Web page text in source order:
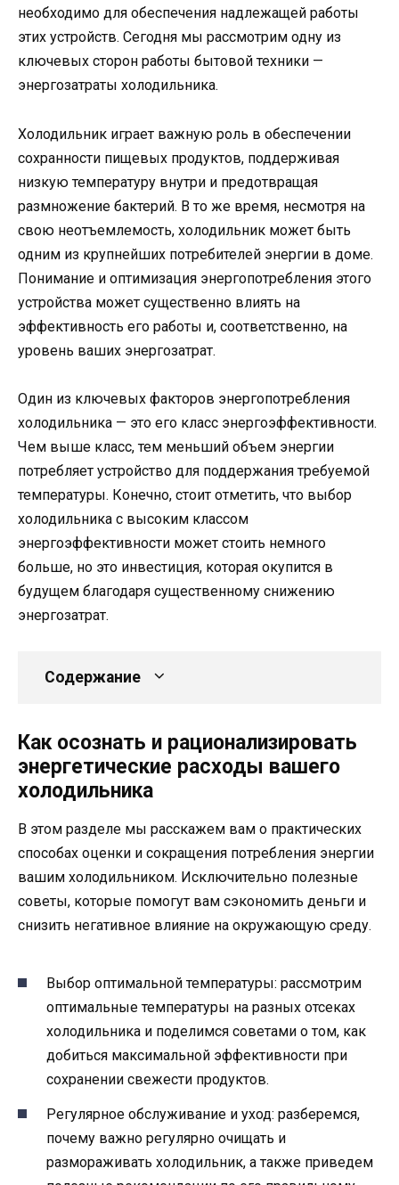
необходимо для обеспечения надлежащей работы
этих устройств. Сегодня мы рассмотрим одну из
ключевых сторон работы бытовой техники —
энергозатраты холодильника.
Холодильник играет важную роль в обеспечении
сохранности пищевых продуктов, поддерживая
низкую температуру внутри и предотвращая
размножение бактерий. В то же время, несмотря на
свою неотъемлемость, холодильник может быть
одним из крупнейших потребителей энергии в доме.
Понимание и оптимизация энергопотребления этого
устройства может существенно влиять на
эффективность его работы и, соответственно, на
уровень ваших энергозатрат.
Один из ключевых факторов энергопотребления
холодильника — это его класс энергоэффективности.
Чем выше класс, тем меньший объем энергии
потребляет устройство для поддержания требуемой
температуры. Конечно, стоит отметить, что выбор
холодильника с высоким классом
энергоэффективности может стоить немного
больше, но это инвестиция, которая окупится в
будущем благодаря существенному снижению
энергозатрат.
Содержание
Как осознать и рационализировать
энергетические расходы вашего
холодильника
В этом разделе мы расскажем вам о практических
способах оценки и сокращения потребления энергии
вашим холодильником. Исключительно полезные
советы, которые помогут вам сэкономить деньги и
снизить негативное влияние на окружающую среду.
Выбор оптимальной температуры: рассмотрим
оптимальные температуры на разных отсеках
холодильника и поделимся советами о том, как
добиться максимальной эффективности при
сохранении свежести продуктов.
Регулярное обслуживание и уход: разберемся,
почему важно регулярно очищать и
размораживать холодильник, а также приведем